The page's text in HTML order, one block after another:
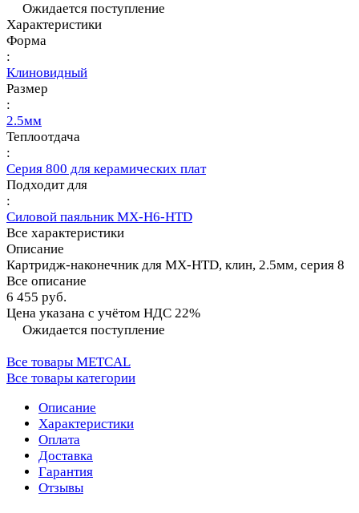
Ожидается поступление
Характеристики
Форма
:
Клиновидный
Размер
:
2.5мм
Теплоотдача
:
Серия 800 для керамических плат
Подходит для
:
Силовой паяльник MX-H6-HTD
Все характеристики
Описание
Картридж-наконечник для MX-HTD, клин, 2.5мм, серия 8
Все описание
6 455 руб.
Цена указана с учётом НДС 22%
Ожидается поступление
Все товары METCAL
Все товары категории
Описание
Характеристики
Оплата
Доставка
Гарантия
Отзывы